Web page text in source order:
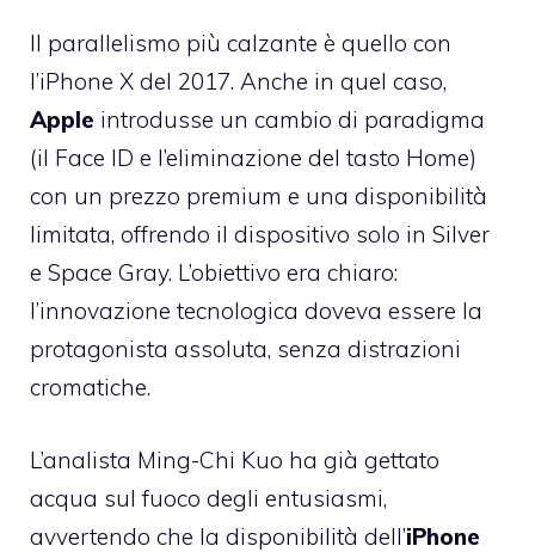
Il parallelismo più calzante è quello con
l’iPhone X del 2017. Anche in quel caso,
Apple introdusse un cambio di paradigma
(il Face ID e l’eliminazione del tasto Home)
con un prezzo premium e una disponibilità
limitata, offrendo il dispositivo solo in Silver
e Space Gray. L’obiettivo era chiaro:
l’innovazione tecnologica doveva essere la
protagonista assoluta, senza distrazioni
cromatiche.
L’analista Ming-Chi Kuo ha già gettato
acqua sul fuoco degli entusiasmi,
avvertendo che la disponibilità dell’iPhone